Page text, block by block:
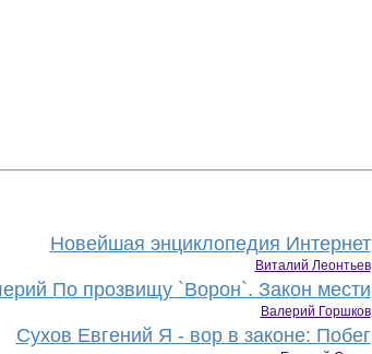
Новейшая энциклопедия Интернет
Виталий Леонтьев
По прозвищу `Ворон`. Закон мести
Валерий Горшков
Сухов Евгений Я - вор в законе: Побег